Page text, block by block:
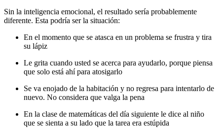
Sin la inteligencia emocional, el resultado sería probablemente
diferente. Esta podría ser la situación:
En el momento que se atasca en un problema se frustra y tira
su lápiz
Le grita cuando usted se acerca para ayudarlo, porque piensa
que solo está ahí para atosigarlo
Se va enojado de la habitación y no regresa para intentarlo de
nuevo. No considera que valga la pena
En la clase de matemáticas del día siguiente le dice al niño
que se sienta a su lado que la tarea era estúpida